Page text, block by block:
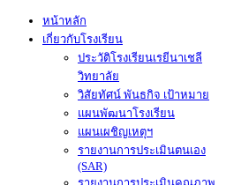
หน้าหลัก
เกี่ยวกับโรงเรียน
ประวัติโรงเรียนเรยีนาเชลี
วิทยาลัย
วิสัยทัศน์ พันธกิจ เป้าหมาย
แผนพัฒนาโรงเรียน
แผนเผชิญเหตุฯ
รายงานการประเมินตนเอง
(SAR)